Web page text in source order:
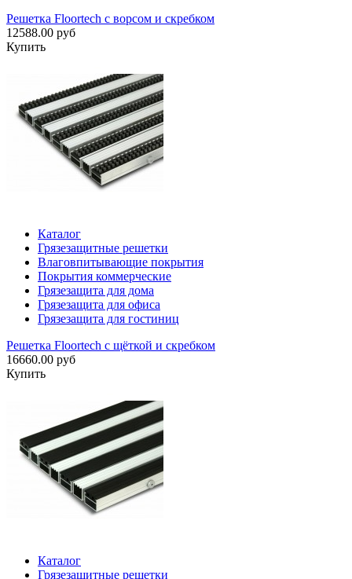
Решетка Floortech с ворсом и скребком
12588.00 руб
Купить
Каталог
Грязезащитные решетки
Влаговпитывающие покрытия
Покрытия коммерческие
Грязезащита для дома
Грязезащита для офиса
Грязезащита для гостиниц
Решетка Floortech с щёткой и скребком
16660.00 руб
Купить
Каталог
Грязезащитные решетки